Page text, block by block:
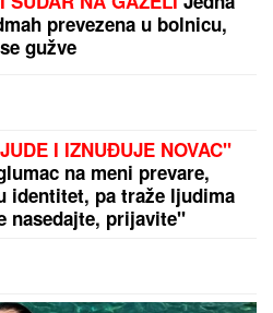
STARU 80 GODINA:Iz mulja
i ostaci nemačkih vojnika